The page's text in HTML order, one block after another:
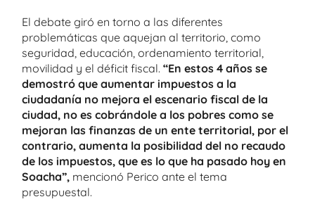
El debate giró en torno a las diferentes
problemáticas que aquejan al territorio, como
seguridad, educación, ordenamiento territorial,
movilidad y el déficit fiscal. “En estos 4 años se
demostró que aumentar impuestos a la
ciudadanía no mejora el escenario fiscal de la
ciudad, no es cobrándole a los pobres como se
mejoran las finanzas de un ente territorial, por el
contrario, aumenta la posibilidad del no recaudo
de los impuestos, que es lo que ha pasado hoy en
Soacha”, mencionó Perico ante el tema
presupuestal.